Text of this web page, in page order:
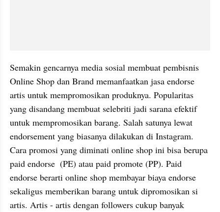
Semakin gencarnya media sosial membuat pembisnis
Online Shop dan Brand memanfaatkan jasa endorse
artis untuk mempromosikan produknya. Popularitas
yang disandang membuat selebriti jadi sarana efektif
untuk mempromosikan barang. Salah satunya lewat
endorsement yang biasanya dilakukan di Instagram.
Cara promosi yang diminati online shop ini bisa berupa
paid endorse  (PE) atau paid promote (PP). Paid
endorse berarti online shop membayar biaya endorse
sekaligus memberikan barang untuk dipromosikan si
artis. Artis - artis dengan followers cukup banyak